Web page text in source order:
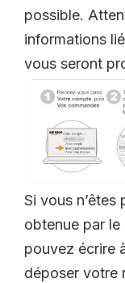
possible.
informations
vous seront
Si vous n’êtes
obtenue par
pouvez écrire
déposer votre